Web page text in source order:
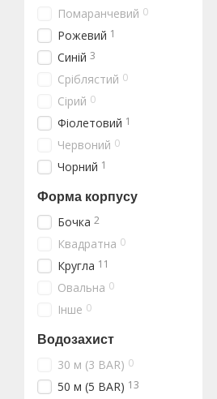
Помаранчевий 0
Рожевий 1
Синій 3
Сріблястий 0
Сірий 0
Фіолетовий 1
Червоний 0
Чорний 1
Форма корпусу
Бочка 2
Квадратна 0
Кругла 11
Овальна 0
Інше 0
Водозахист
30 м (3 BAR) 0
50 м (5 BAR) 13